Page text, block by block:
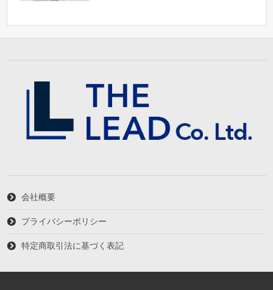
会社概要
プライバシーポリシー
特定商取引法に基づく表記